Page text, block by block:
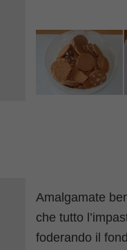
Amalgamate
che tutto
foderando il